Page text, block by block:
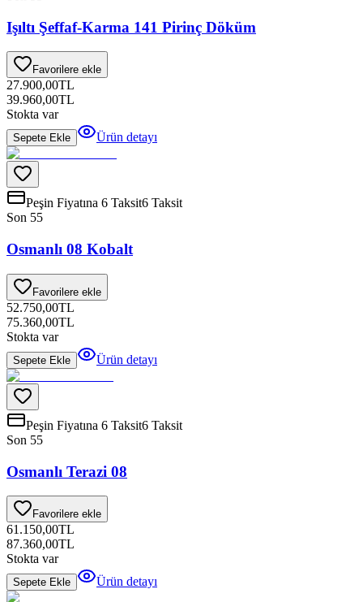
Işıltı Şeffaf-Karma 141 Pirinç Döküm
Favorilere ekle
27.900,00TL
39.960,00TL
Stokta var
Sepete Ekle Ürün detayı
Peşin Fiyatına 6 Taksit6 Taksit
Son 55
Osmanlı 08 Kobalt
Favorilere ekle
52.750,00TL
75.360,00TL
Stokta var
Sepete Ekle Ürün detayı
Peşin Fiyatına 6 Taksit6 Taksit
Son 55
Osmanlı Terazi 08
Favorilere ekle
61.150,00TL
87.360,00TL
Stokta var
Sepete Ekle Ürün detayı